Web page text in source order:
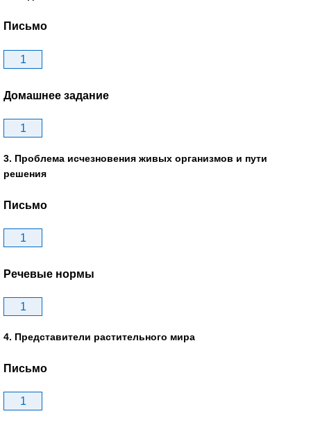
Письмо
1
Домашнее задание
1
3. Проблема исчезновения живых организмов и пути
решения
Письмо
1
Речевые нормы
1
4. Представители растительного мира
Письмо
1